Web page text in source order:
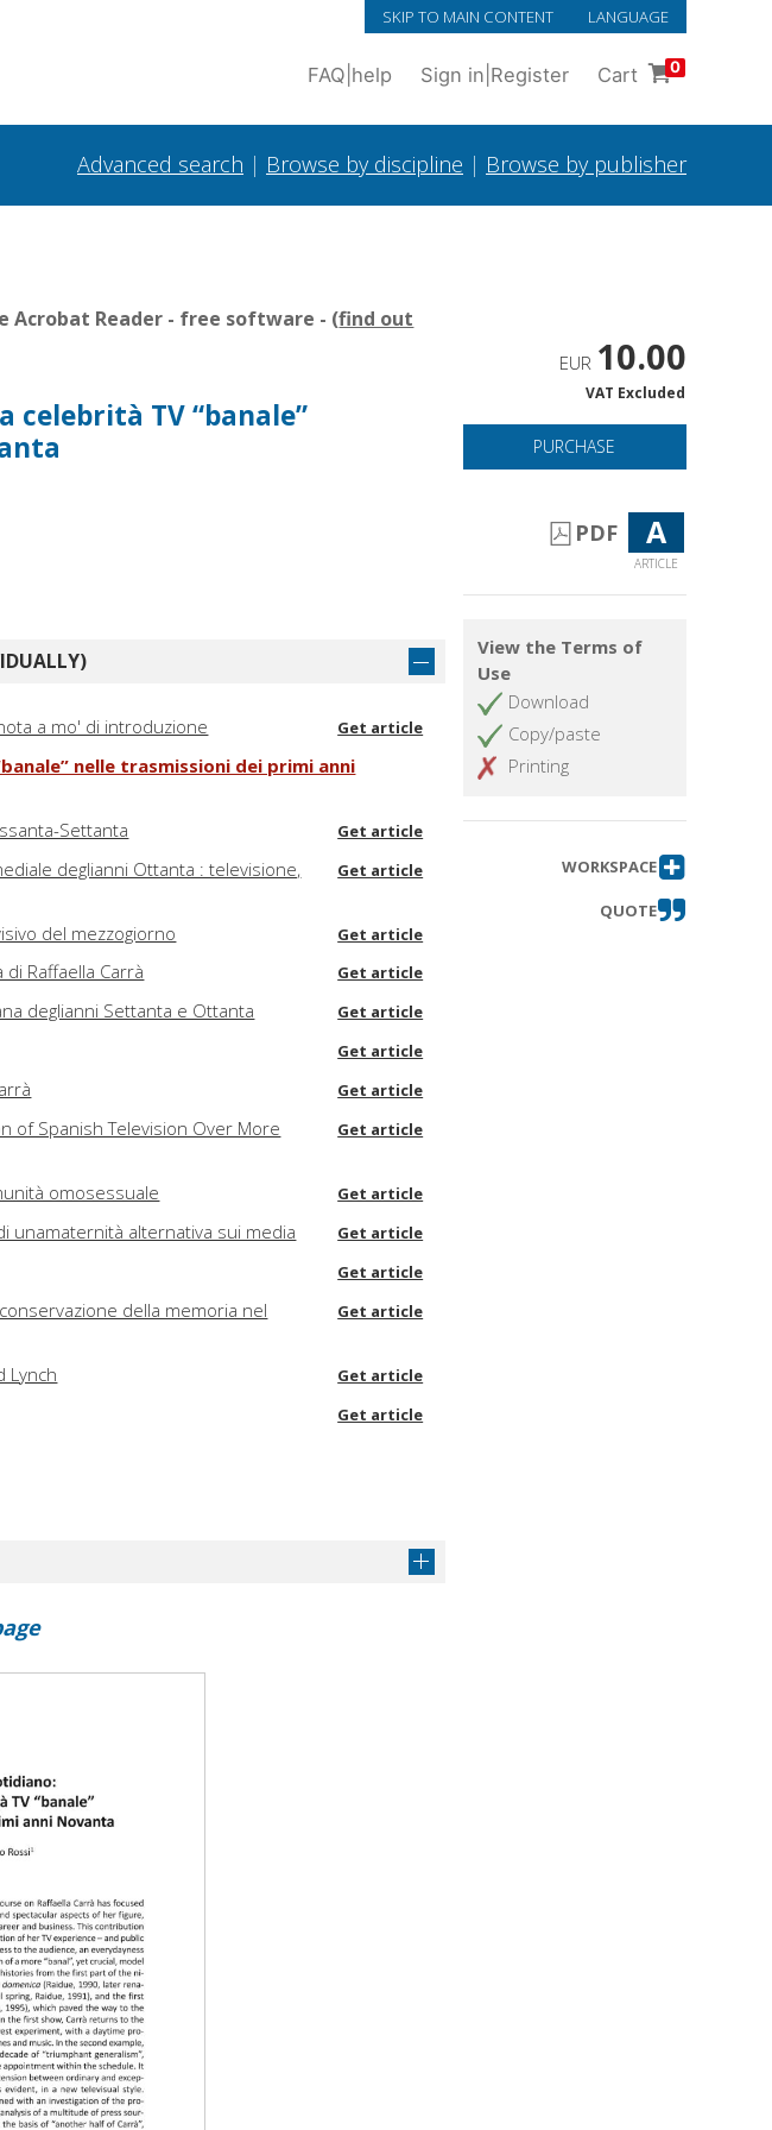
SKIP TO MAIN CONTENT LANGUAGE
FAQ help Sign in Register Cart 0
Advanced search | Browse by discipline | Browse by publisher
Acrobat Reader - free software - (find out
celebrità TV “banale”
a mo' di introduzione Get article
nelle trasmissioni dei primi anni
Settanta
Get article
deglianni Ottanta : televisione,
Get article
del mezzogiorno Get article
Raffaella Carrà Get article
deglianni Settanta e Ottanta Get article
Get article
Get article
of Spanish Television Over More
Get article
omosessuale Get article
unamaternità alternativa sui media Get article
Get article
della memoria nel
Get article
Lynch Get article
Get article
EUR 10.00
VAT Excluded
PURCHASE
PDF A
ARTICLE
View the Terms of
Use
Download
Copy/paste
Printing
WORKSPACE
QUOTE